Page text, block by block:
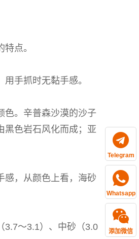
点。
手抓时无黏手感。
色。辛普森沙漠的沙子
黑色岩石风化而成；亚
感，从颜色上看，海砂
3.7～3.1）、中砂（3.0
Telegram
Whatsapp
添加微信